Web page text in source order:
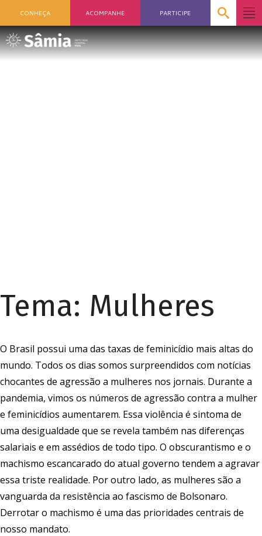
CONHEÇA ACOMPANHE PARTICIPE
Tema: Mulheres
O Brasil possui uma das taxas de feminicídio mais altas do
mundo. Todos os dias somos surpreendidos com notícias
chocantes de agressão a mulheres nos jornais. Durante a
pandemia, vimos os números de agressão contra a mulher
e feminicídios aumentarem. Essa violência é sintoma de
uma desigualdade que se revela também nas diferenças
salariais e em assédios de todo tipo. O obscurantismo e o
machismo escancarado do atual governo tendem a agravar
essa triste realidade. Por outro lado, as mulheres são a
vanguarda da resistência ao fascismo de Bolsonaro.
Derrotar o machismo é uma das prioridades centrais de
nosso mandato.